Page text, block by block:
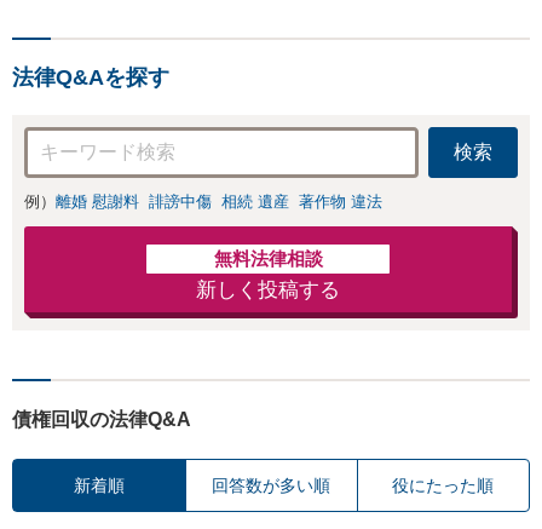
【地域密着】
法律Q&Aを探す
検索
例） 離婚 慰謝料 誹謗中傷 相続 遺産 著作物 違法
無料法律相談
新しく投稿する
債権回収の法律Q&A
新着順 回答数が多い順 役にたった順